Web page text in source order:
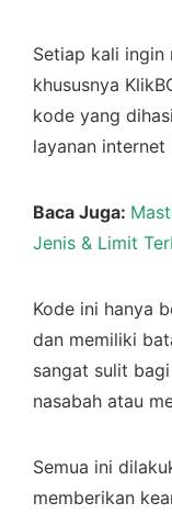
Setiap kali ingin
khususnya
kode yang
layanan internet
Baca Juga:
Jenis & Limit
Kode ini hanya
dan memiliki
sangat sulit
nasabah atau
Semua ini
memberikan